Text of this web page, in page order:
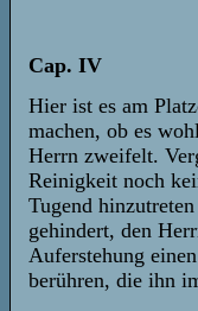
Cap. IV
Hier ist es am
machen, ob es
Herrn zweifelt.
Reinigkeit noch
Tugend
gehindert, den
Auferstehung
berühren, die ihn